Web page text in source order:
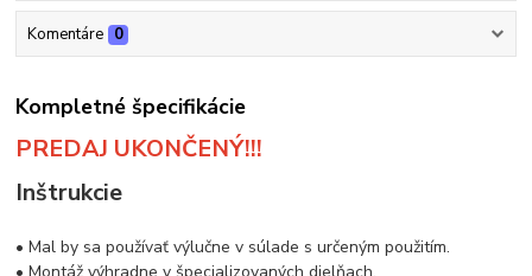
Komentáre 0
Kompletné špecifikácie
PREDAJ UKONČENÝ!!!
Inštrukcie
• Mal by sa používať výlučne v súlade s určeným použitím.